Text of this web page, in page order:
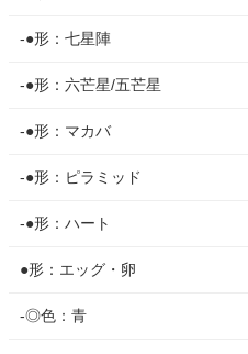
-●形：七星陣
-●形：六芒星/五芒星
-●形：マカバ
-●形：ピラミッド
-●形：ハート
●形：エッグ・卵
-◎色：青